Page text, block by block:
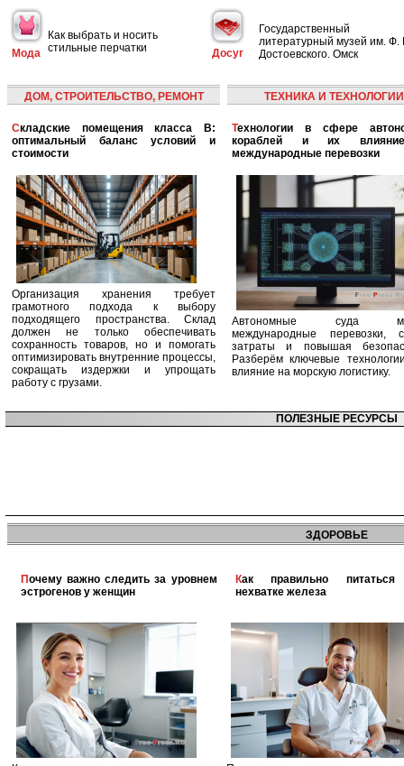
Мода
Как выбрать и носить
стильные перчатки
Досуг
Государственный
литературный музей им. Ф.
Достоевского. Омск
ДОМ, СТРОИТЕЛЬСТВО, РЕМОНТ
Складские помещения класса B:
оптимальный баланс условий и
стоимости
Организация хранения требует
грамотного подхода к выбору
подходящего пространства. Склад
должен не только обеспечивать
сохранность товаров, но и помогать
оптимизировать внутренние процессы,
сокращать издержки и упрощать
работу с грузами.
ТЕХНИКА И ТЕХНОЛОГИИ
Технологии в сфере автономных
кораблей и их
международные перевозки
Автономные суда
международные перевозки,
затраты и повышая
Разберём ключевые
влияние на морскую логистику.
ПОЛЕЗНЫЕ РЕСУРСЫ
ЗДОРОВЬЕ
Почему важно следить за уровнем
эстрогенов у женщин
Как правильно питаться при
нехватке железа